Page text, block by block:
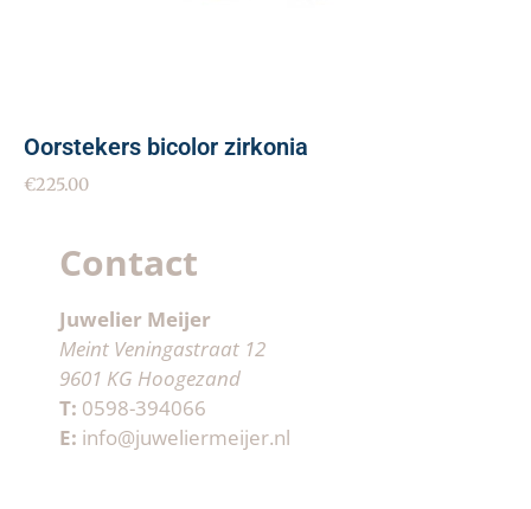
Oorstekers bicolor zirkonia
€225.00
Contact
Juwelier Meijer
Meint Veningastraat 12
9601 KG Hoogezand
T: 0598-394066
E: info@juweliermeijer.nl